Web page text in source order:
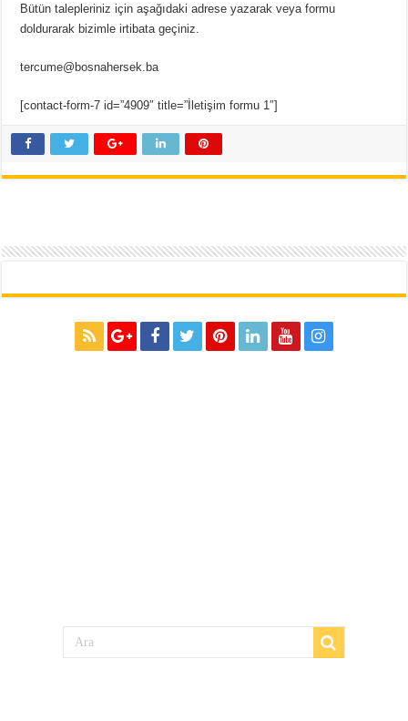
Bütün talepleriniz için aşağıdaki adrese yazarak veya formu
doldurarak bizimle irtibata geçiniz.
tercume@bosnahersek.ba
[contact-form-7 id=”4909″ title=”İletişim formu 1″]